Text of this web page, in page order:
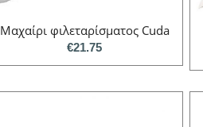
Μαχαίρι φιλεταρίσματος Cuda
€21.75